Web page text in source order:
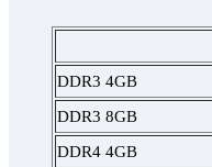
DDR3 4GB
DDR3 8GB
DDR4 4GB